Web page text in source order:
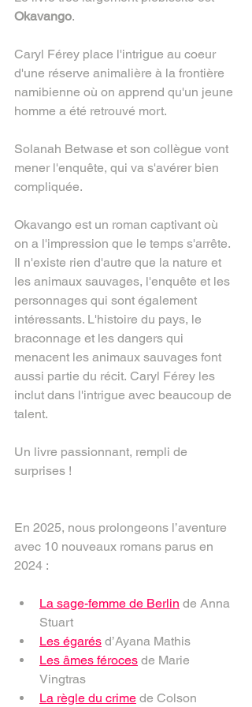
Okavango.
Caryl Férey place l'intrigue au coeur
d'une réserve animalière à la frontière
namibienne où on apprend qu'un jeune
homme a été retrouvé mort.
Solanah Betwase et son collègue vont
mener l'enquête, qui va s'avérer bien
compliquée.
Okavango est un roman captivant où
on a l'impression que le temps s'arrête.
Il n'existe rien d'autre que la nature et
les animaux sauvages, l'enquête et les
personnages qui sont également
intéressants. L'histoire du pays, le
braconnage et les dangers qui
menacent les animaux sauvages font
aussi partie du récit. Caryl Férey les
inclut dans l'intrigue avec beaucoup de
talent.
Un livre passionnant, rempli de
surprises !
En 2025, nous prolongeons l’aventure
avec 10 nouveaux romans parus en
2024 :
La sage-femme de Berlin de Anna
Stuart
Les égarés d’Ayana Mathis
Les âmes féroces de Marie
Vingtras
La règle du crime de Colson